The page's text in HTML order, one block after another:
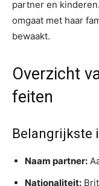
partner en
omgaat met haar
bewaakt.
Overzicht
feiten
Belangrijkste
Naam partner:
Nationaliteit: